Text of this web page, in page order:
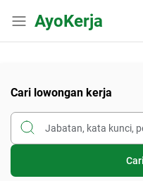
AyoKerja
Cari lowongan kerja